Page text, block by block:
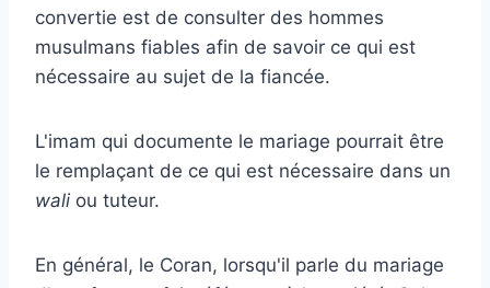
convertie est de consulter des hommes
musulmans fiables afin de savoir ce qui est
nécessaire au sujet de la fiancée.
L'imam qui documente le mariage pourrait être
le remplaçant de ce qui est nécessaire dans un
wali ou tuteur.
En général, le Coran, lorsqu'il parle du mariage